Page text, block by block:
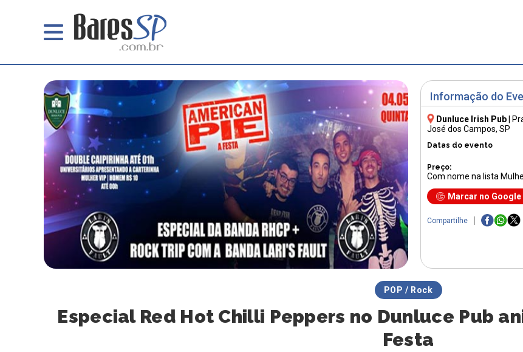
Informação do
Dunluce Irish Pub
José dos Campos, SP
Datas do evento
Preço:
Com nome na lista
Marcar no Google
Compartilhe
POP / Rock
Especial Red Hot Chilli Peppers no Dunluce Pub
Festa